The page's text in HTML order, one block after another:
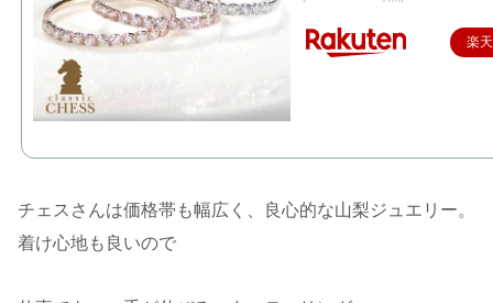
楽
チェスさんは価格帯も幅広く、良心的な山梨ジュエリー。
着け心地も良いので